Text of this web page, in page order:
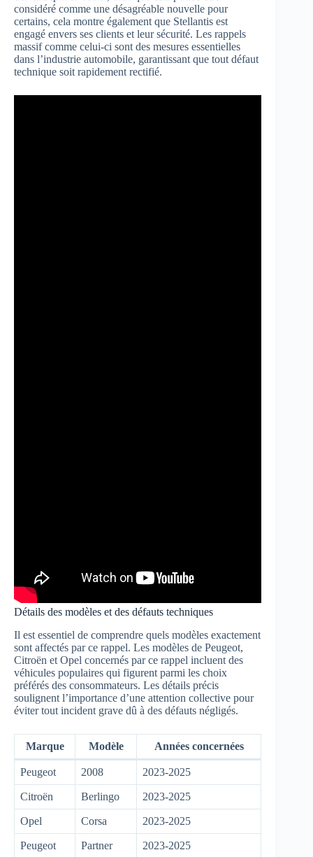
considéré comme une désagréable nouvelle pour
certains, cela montre également que Stellantis est
engagé envers ses clients et leur sécurité. Les rappels
massif comme celui-ci sont des mesures essentielles
dans l’industrie automobile, garantissant que tout défaut
technique soit rapidement rectifié.
Détails des modèles et des défauts techniques
Il est essentiel de comprendre quels modèles exactement
sont affectés par ce rappel. Les modèles de Peugeot,
Citroën et Opel concernés par ce rappel incluent des
véhicules populaires qui figurent parmi les choix
préférés des consommateurs. Les détails précis
soulignent l’importance d’une attention collective pour
éviter tout incident grave dû à des défauts négligés.
Marque Modèle Années concernées
Peugeot 2008 2023-2025
Citroën Berlingo 2023-2025
Opel Corsa 2023-2025
Peugeot Partner
2023-2025